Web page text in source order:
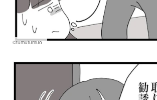
©tumutumuo